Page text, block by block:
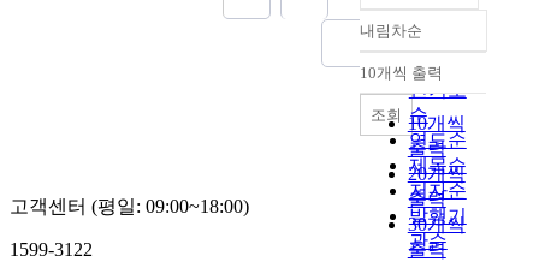
정확도
순
인기도
순
연도순
제목순
저자순
발행기
관순
내림차순
내림차순
10개씩 출력
10개씩
출력
20개씩
출력
30개씩
출력
조회
고객센터 (평일: 09:00~18:00)
1599-3122